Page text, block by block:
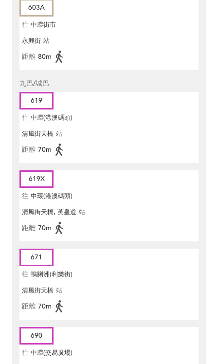
603A
往 中環街市
永興街 站
距離 80m
九巴/城巴
619
往 中環(港澳碼頭)
清風街天橋 站
距離 70m
619X
往 中環(港澳碼頭)
清風街天橋, 英皇道 站
距離 70m
671
往 鴨脷洲(利樂街)
清風街天橋 站
距離 70m
690
往 中環(交易廣場)